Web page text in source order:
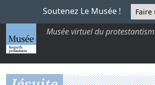
Soutenez Le Musée ! Faire
Musée virtuel du